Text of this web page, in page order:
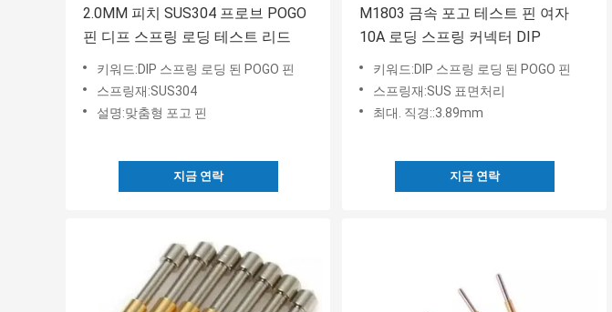
2.0MM 피치 SUS304 프로브 POGO
핀 디프 스프링 로딩 테스트 리드
키워드:DIP 스프링 로딩 된 POGO 핀
스프링재:SUS304
설명:맞춤형 포고 핀
지금 연락
M1803 금속 포고 테스트 핀 여자
10A 로딩 스프링 커넥터 DIP
키워드:DIP 스프링 로딩 된 POGO 핀
스프링재:SUS 표면처리
최대. 직경::3.89mm
지금 연락